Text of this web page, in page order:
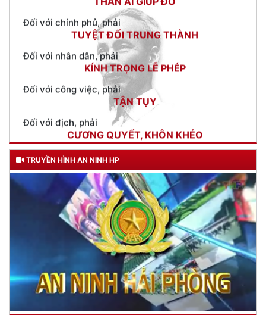
Đối với nhân dân, phải
KÍNH TRỌNG LỄ PHÉP
Đối với công việc, phải
TẬN TỤY
CƯƠNG QUYẾT, KHÔN KHÉO
Trích thư Chủ tịch Hồ Chí Minh
gửi Công an Khu XII,
ngày 11 tháng 3 năm 1948.
TRUYỀN HÌNH AN NINH HP